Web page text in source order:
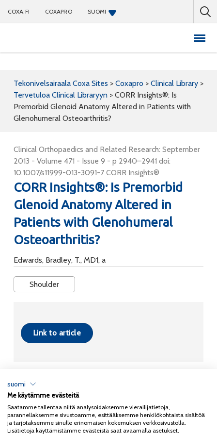
COXA.FI COXAPRO SUOMI
Tekonivelsairaala Coxa Sites > Coxapro > Clinical Library >
Tervetuloa Clinical Libraryyn > CORR Insights®: Is
Premorbid Glenoid Anatomy Altered in Patients with
Glenohumeral Osteoarthritis?
Clinical Orthopaedics and Related Research: September
2013 - Volume 471 - Issue 9 - p 2940–2941 doi:
10.1007/s11999-013-3091-7 CORR Insights®
CORR Insights®: Is Premorbid
Glenoid Anatomy Altered in
Patients with Glenohumeral
Osteoarthritis?
Edwards, Bradley, T., MD1, a
Shoulder
Link to article
Copyright 2026Coxa
Tietosuojaseloste
suomi
Me käytämme evästeitä
Saatamme tallentaa niitä analysoidaksemme vierailijatietoja,
parannellaksemme sivustoamme, esittääksemme henkilökohtaista sisältöä
ja tarjotaksemme sinulle erinomaisen kokemuksen verkkosivustolla.
Lisätietoja käyttämistämme evästeistä saat avaamalla asetukset.